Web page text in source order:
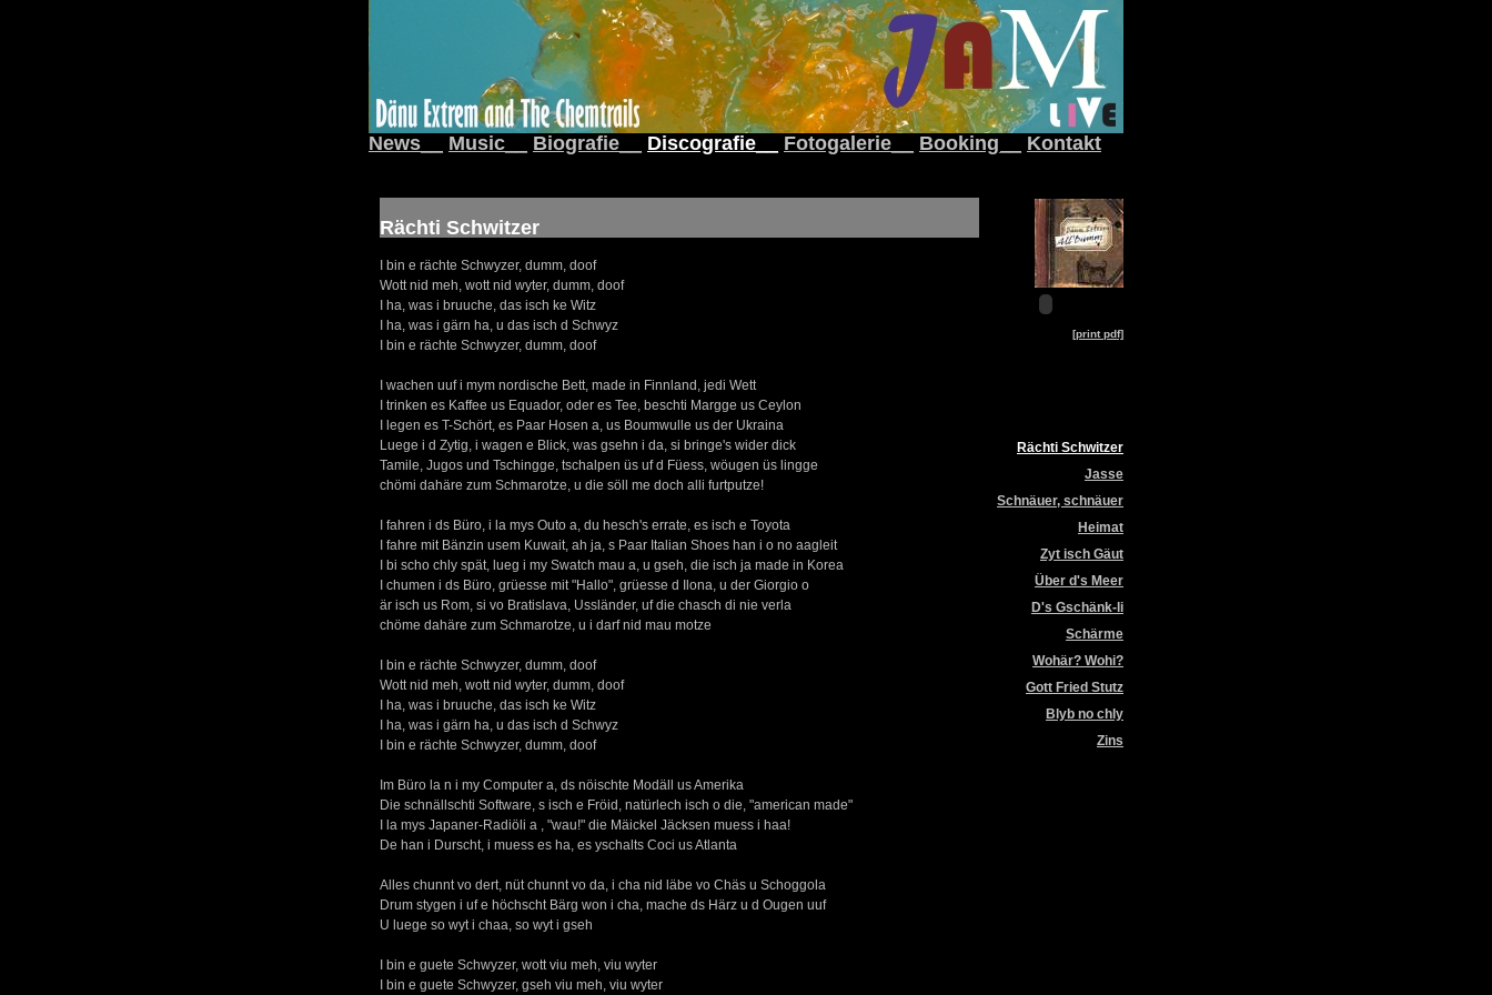
News__ Music__ Biografie__ Discografie__ Fotogalerie__ Booking__ Kontakt
[print pdf]
Rächti Schwitzer
Jasse
Schnäuer, schnäuer
Heimat
Zyt isch Gäut
Über d's Meer
D's Gschänk-li
Schärme
Wohär? Wohi?
Gott Fried Stutz
Blyb no chly
Zins
Rächti Schwitzer
I bin e rächte Schwyzer, dumm, doof
Wott nid meh, wott nid wyter, dumm, doof
I ha, was i bruuche, das isch ke Witz
I ha, was i gärn ha, u das isch d Schwyz
I bin e rächte Schwyzer, dumm, doof
I wachen uuf i mym nordische Bett, made in Finnland, jedi Wett
I trinken es Kaffee us Equador, oder es Tee, beschti Margge us Ceylon
I legen es T-Schört, es Paar Hosen a, us Boumwulle us der Ukraina
Luege i d Zytig, i wagen e Blick, was gsehn i da, si bringe's wider dick
Tamile, Jugos und Tschingge, tschalpen üs uf d Füess, wöugen üs lingge
chömi dahäre zum Schmarotze, u die söll me doch alli furtputze!
I fahren i ds Büro, i la mys Outo a, du hesch's errate, es isch e Toyota
I fahre mit Bänzin usem Kuwait, ah ja, s Paar Italian Shoes han i o no aagleit
I bi scho chly spät, lueg i my Swatch mau a, u gseh, die isch ja made in Korea
I chumen i ds Büro, grüesse mit "Hallo", grüesse d Ilona, u der Giorgio o
är isch us Rom, si vo Bratislava, Ussländer, uf die chasch di nie verla
chöme dahäre zum Schmarotze, u i darf nid mau motze
I bin e rächte Schwyzer, dumm, doof
Wott nid meh, wott nid wyter, dumm, doof
I ha, was i bruuche, das isch ke Witz
I ha, was i gärn ha, u das isch d Schwyz
I bin e rächte Schwyzer, dumm, doof
Im Büro la n i my Computer a, ds nöischte Modäll us Amerika
Die schnällschti Software, s isch e Fröid, natürlech isch o die, "american made"
I la mys Japaner-Radiöli a , "wau!" die Mäickel Jäcksen muess i haa!
De han i Durscht, i muess es ha, es yschalts Coci us Atlanta
Alles chunnt vo dert, nüt chunnt vo da, i cha nid läbe vo Chäs u Schoggola
Drum stygen i uf e höchscht Bärg won i cha, mache ds Härz u d Ougen uuf
U luege so wyt i chaa, so wyt i gseh
I bin e guete Schwyzer, wott viu meh, viu wyter
I bin e guete Schwyzer, gseh viu meh, viu wyter